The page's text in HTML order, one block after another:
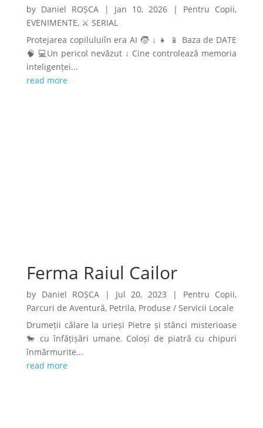
by Daniel ROȘCA | Jan 10, 2026 | Pentru Copii,
EVENIMENTE, ⚔️ SERIAL
Protejarea copiluluiîn era AI 🧒 ↓ 👧 📱 Baza de DATE
🧠 💻Un pericol nevăzut ↓ Cine controlează memoria
inteligenței...
read more
Ferma Raiul Cailor
by Daniel ROȘCA | Jul 20, 2023 | Pentru Copii,
Parcuri de Aventură, Petrila, Produse / Servicii Locale
Drumeții călare la urieși Pietre și stânci misterioase
🐎 cu înfățișări umane. Coloși de piatră cu chipuri
înmărmurite...
read more